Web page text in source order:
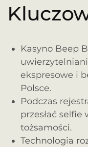
Kasyno Beep
ekspresowe i
Polsce.
Podczas
przesłać
tożsamości.
Technologia